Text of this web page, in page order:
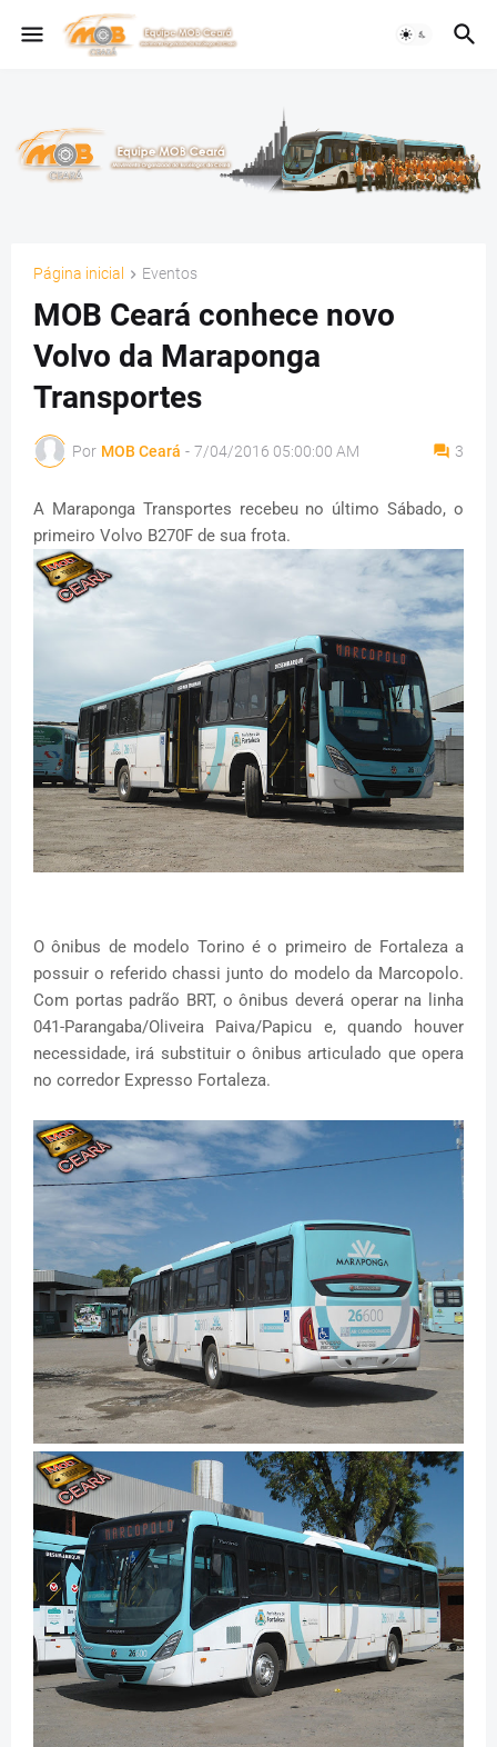
Página inicial Eventos
MOB Ceará conhece novo
Volvo da Maraponga
Transportes
Por MOB Ceará - 7/04/2016 05:00:00 AM 3
A Maraponga Transportes recebeu no último Sábado, o
primeiro Volvo B270F de sua frota.
O ônibus de modelo Torino é o primeiro de Fortaleza a
possuir o referido chassi junto do modelo da Marcopolo.
Com portas padrão BRT, o ônibus deverá operar na linha
041-Parangaba/Oliveira Paiva/Papicu e, quando houver
necessidade, irá substituir o ônibus articulado que opera
no corredor Expresso Fortaleza.